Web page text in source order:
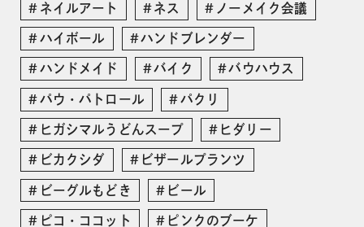
ネイルアート ネス ノーメイク会議
ハイボール ハンドブレンダー
ハンドメイド バイク バウハウス
パウ・パトロール パクリ
ヒガシマルうどんスープ ヒダリー
ビカクシダ ビザールプランツ
ビーグルもどき ビール
ピコ・ココット ピンクのブーケ